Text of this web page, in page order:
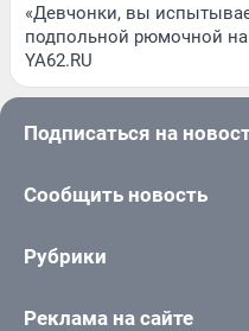
«Девчонки, вы
подпольной рюмочной
YA62.RU
Подписаться на
Сообщить новость
Рубрики
Реклама на сайте